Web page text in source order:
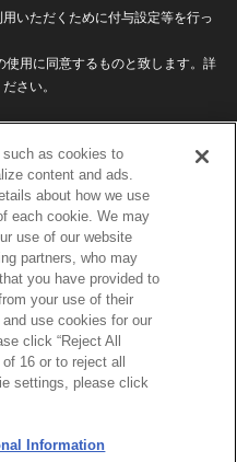
いただくために付与設定等を行っ
用に同意するものと致します。詳
さい。
Do Not Sell or Share My
Personal Information
ソーシャルメディアポリシー
お問い合わせ
覧を表示する
such as cookies to
content and ads.
about how we use
each cookie. We may
use of our website
partners, who may
you have provided to
your use of their
use cookies for our
click “Reject All
16 or to reject all
settings, please click
Information